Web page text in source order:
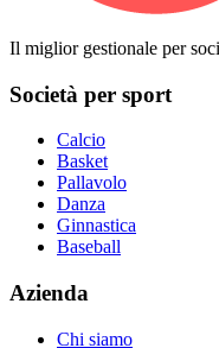
Il miglior gestionale per
Società per sport
Calcio
Basket
Pallavolo
Danza
Ginnastica
Baseball
Azienda
Chi siamo